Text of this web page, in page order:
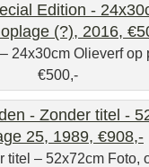
24x30cm Olieverf
€500,-
titel – 52x72cm Foto,